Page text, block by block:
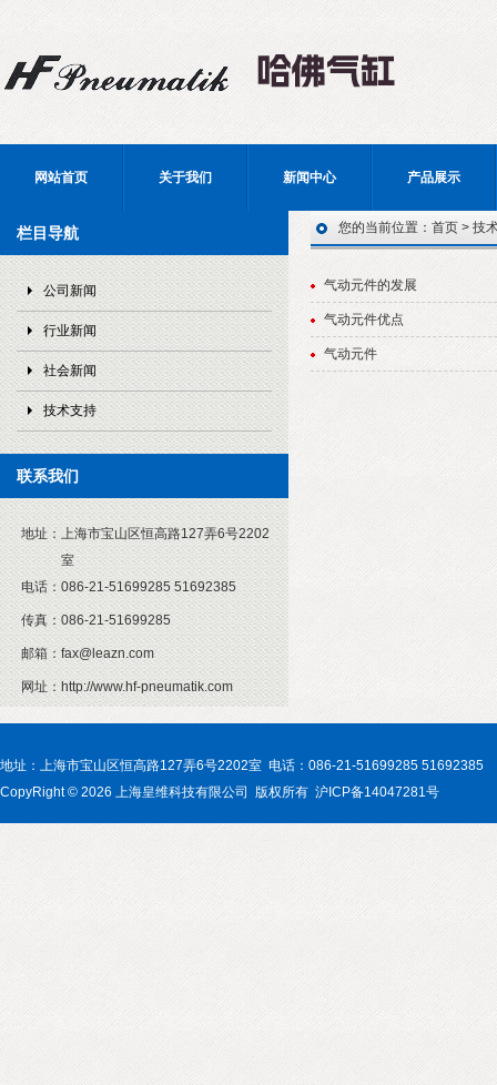
网站首页 关于我们 新闻中心 产品展示
栏目导航
公司新闻
行业新闻
社会新闻
技术支持
联系我们
地址： 上海市宝山区恒高路127弄6号2202
室
电话： 086-21-51699285 51692385
传真： 086-21-51699285
邮箱： fax@leazn.com
网址： http://www.hf-pneumatik.com
您的当前位置： 首页 > 技
气动元件的发展
气动元件优点
气动元件
地址：上海市宝山区恒高路127弄6号2202室 电话：086-21-51699285 51692385
CopyRight © 2026 上海皇维科技有限公司 版权所有 沪ICP备14047281号